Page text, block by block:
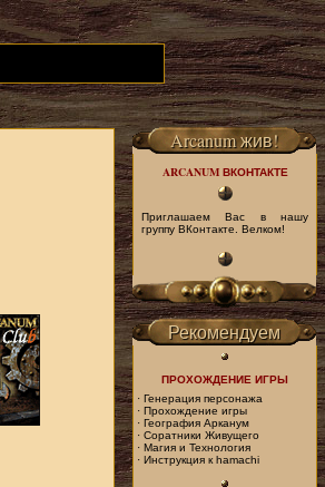
Arcanum жив!
ARCANUM ВКОНТАКТЕ
Приглашаем Вас в нашу
группу ВКонтакте. Велком!
Рекомендуем
ПРОХОЖДЕНИЕ ИГРЫ
· Генерация персонажа
· Прохождение игры
· География Арканум
· Соратники Живущего
· Магия и Технология
· Инструкция к hamachi